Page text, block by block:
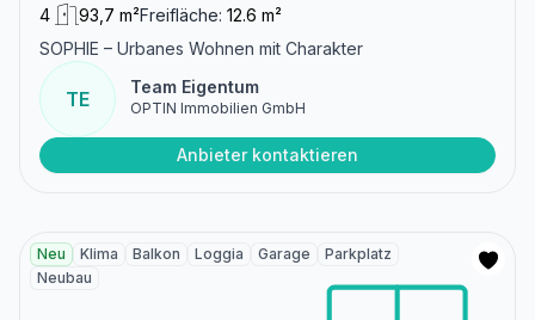
4 93,7 m²Freifläche: 12.6 m²
SOPHIE – Urbanes Wohnen mit Charakter
TE
Team Eigentum
OPTIN Immobilien GmbH
Anbieter kontaktieren
Neu Klima Balkon Loggia Garage
Parkplatz
Neubau